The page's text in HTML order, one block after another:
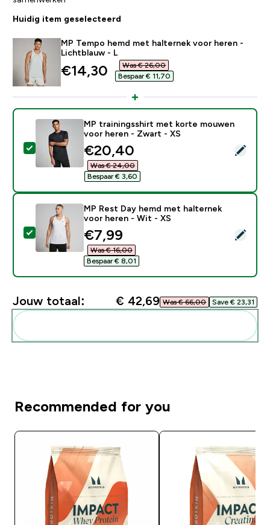
Huidig item geselecteerd
MP Tempo hemd met halternek voor heren -
Lichtblauw - L
discounted price
€14,30‎
Was € 26,00‎
Bespaar € 11,70‎
Selecteer dit product - MP trainingsshirt met korte
MP trainingsshirt met korte mouwen
voor heren - Zwart - XS
discounted price
€20,40‎
Was € 24,00‎
Bespaar € 3,60‎
Selecteer dit product - MP Rest Day hemd met
MP Rest Day hemd met halternek
voor heren - Wit - XS
discounted price
€7,99‎
Was € 16,00‎
Bespaar € 8,01‎
Jouw totaal: € 42,69‎ Was € 66,00‎ Save € 23,31‎
Recommended for you